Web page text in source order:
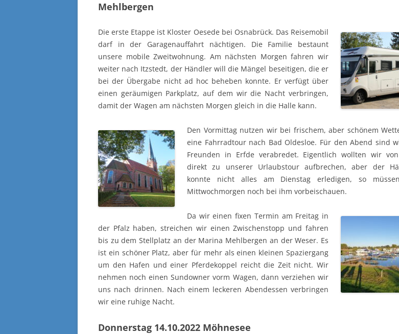
Mehlbergen
Die erste Etappe ist Kloster Oesede bei Osnabrück. Das Reisemobil
darf in der Garagenauffahrt nächtigen. Die Familie bestaunt
unsere mobile Zweitwohnung. Am nächsten Morgen fahren wir
weiter nach Itzstedt, der Händler will die Mängel beseitigen, die er
bei der Übergabe nicht ad hoc beheben konnte. Er verfügt über
einen geräumigen Parkplatz, auf dem wir die Nacht verbringen,
damit der Wagen am nächsten Morgen gleich in die Halle kann.
Den Vormittag nutzen wir bei frischem, aber schönem
eine Fahrradtour nach Bad Oldesloe. Für den Abend sind
Freunden in Erfde verabredet. Eigentlich wollten wir
direkt zu unserer Urlaubstour aufbrechen, aber der
konnte nicht alles am Dienstag erledigen, so
Mittwochmorgen noch bei ihm vorbeischauen.
Da wir einen fixen Termin am Freitag in
der Pfalz haben, streichen wir einen Zwischenstopp und fahren
bis zu dem Stellplatz an der Marina Mehlbergen an der Weser. Es
ist ein schöner Platz, aber für mehr als einen kleinen Spaziergang
um den Hafen und einer Pferdekoppel reicht die Zeit nicht. Wir
nehmen noch einen Sundowner vorm Wagen, dann verziehen wir
uns nach drinnen. Nach einem leckeren Abendessen verbringen
wir eine ruhige Nacht.
Donnerstag 14.10.2022 Möhnesee